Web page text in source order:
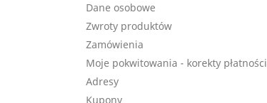
Dane osobowe
Zwroty produktów
Zamówienia
Moje pokwitowania - korekty płatności
Adresy
Kupony